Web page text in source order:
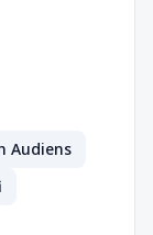
Audiens